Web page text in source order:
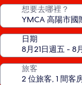
想要去哪裡？
日期
旅客